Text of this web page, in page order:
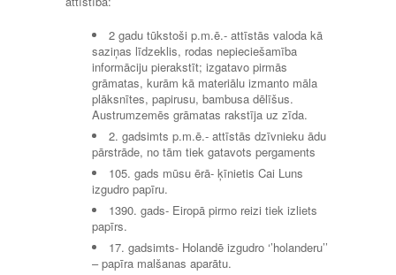
2 gadu tūkstoši p.m.ē.- attīstās valoda kā
saziņas līdzeklis, rodas nepieciešamība
informāciju pierakstīt; izgatavo pirmās
grāmatas, kurām kā materiālu izmanto māla
plāksnītes, papirusu, bambusa dēlīšus.
Austrumzemēs grāmatas rakstīja uz zīda.
2. gadsimts p.m.ē.- attīstās dzīvnieku ādu
pārstrāde, no tām tiek gatavots pergaments
105. gads mūsu ērā- ķīnietis Cai Luns
izgudro papīru.
1390. gads- Eiropā pirmo reizi tiek izliets
papīrs.
17. gadsimts- Holandē izgudro ‘’holanderu’’
– papīra malšanas aparātu.